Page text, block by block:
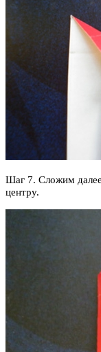
Шаг 7. Сложим
центру.